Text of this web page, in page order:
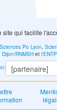
site qui facilite
Sciences Po Lyon
Dijon/RNMSH et
: